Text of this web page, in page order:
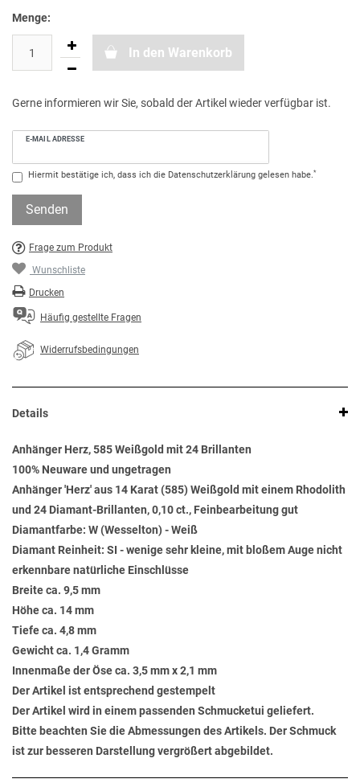
Menge:
In den Warenkorb
Gerne informieren wir Sie, sobald der Artikel wieder verfügbar ist.
E-MAIL ADRESSE
Hiermit bestätige ich, dass ich die Daten­schutz­erklärung gelesen habe.*
Senden
Frage zum Produkt
Wunschliste
Drucken
Häufig gestellte Fragen
Widerrufsbedingungen
Details
Anhänger Herz, 585 Weißgold mit 24 Brillanten
100% Neuware und ungetragen
Anhänger 'Herz' aus 14 Karat (585) Weißgold mit einem Rhodolith
und 24 Diamant-Brillanten, 0,10 ct., Feinbearbeitung gut
Diamantfarbe: W (Wesselton) - Weiß
Diamant Reinheit: SI - wenige sehr kleine, mit bloßem Auge nicht
erkennbare natürliche Einschlüsse
Breite ca. 9,5 mm
Höhe ca. 14 mm
Tiefe ca. 4,8 mm
Gewicht ca. 1,4 Gramm
Innenmaße der Öse ca. 3,5 mm x 2,1 mm
Der Artikel ist entsprechend gestempelt
Der Artikel wird in einem passenden Schmucketui geliefert.
Bitte beachten Sie die Abmessungen des Artikels. Der Schmuck
ist zur besseren Darstellung vergrößert abgebildet.